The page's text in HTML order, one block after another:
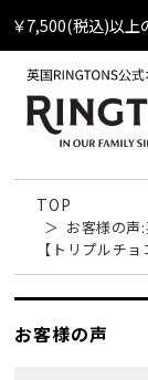
￥7,500(税込)以上
Tea
TOP
お客様の
【トリプルチ
お客様の声